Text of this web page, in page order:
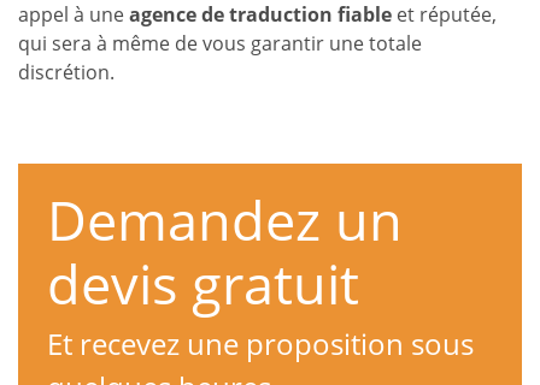
appel à uneagence de traduction fiable et réputée,
qui sera à même de vous garantir une totale
discrétion.
Demandez un
devis gratuit
Et recevez une proposition sous